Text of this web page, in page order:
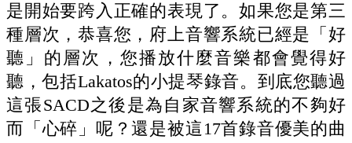
是開始要跨入正確的表現了。如果您是第三
種層次，恭喜您，府上音響系統已經是「好
聽」的層次，您播放什麼音樂都會覺得好
聽，包括Lakatos的小提琴錄音。到底您聽過
這張SACD之後是為自家音響系統的不夠好
而「心碎」呢？還是被這17首錄音優美的曲